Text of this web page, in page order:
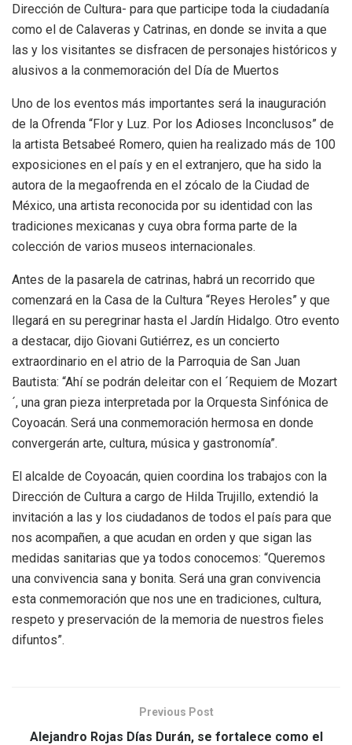
Dirección de Cultura- para que participe toda la ciudadanía
como el de Calaveras y Catrinas, en donde se invita a que
las y los visitantes se disfracen de personajes históricos y
alusivos a la conmemoración del Día de Muertos
Uno de los eventos más importantes será la inauguración
de la Ofrenda “Flor y Luz. Por los Adioses Inconclusos” de
la artista Betsabeé Romero, quien ha realizado más de 100
exposiciones en el país y en el extranjero, que ha sido la
autora de la megaofrenda en el zócalo de la Ciudad de
México, una artista reconocida por su identidad con las
tradiciones mexicanas y cuya obra forma parte de la
colección de varios museos internacionales.
Antes de la pasarela de catrinas, habrá un recorrido que
comenzará en la Casa de la Cultura “Reyes Heroles” y que
llegará en su peregrinar hasta el Jardín Hidalgo. Otro evento
a destacar, dijo Giovani Gutiérrez, es un concierto
extraordinario en el atrio de la Parroquia de San Juan
Bautista: “Ahí se podrán deleitar con el ´Requiem de Mozart
´, una gran pieza interpretada por la Orquesta Sinfónica de
Coyoacán. Será una conmemoración hermosa en donde
convergerán arte, cultura, música y gastronomía”.
El alcalde de Coyoacán, quien coordina los trabajos con la
Dirección de Cultura a cargo de Hilda Trujillo, extendió la
invitación a las y los ciudadanos de todos el país para que
nos acompañen, a que acudan en orden y que sigan las
medidas sanitarias que ya todos conocemos: “Queremos
una convivencia sana y bonita. Será una gran convivencia
esta conmemoración que nos une en tradiciones, cultura,
respeto y preservación de la memoria de nuestros fieles
difuntos”.
Previous Post
Alejandro Rojas Días Durán, se fortalece como el